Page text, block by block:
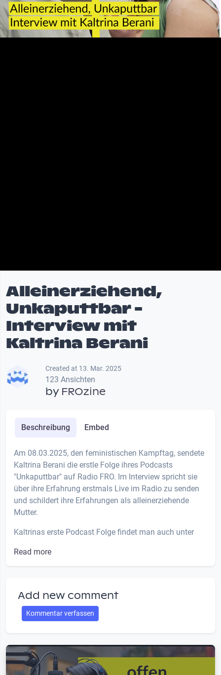
Video
Alleinerziehend,
Unkaputtbar -
Interview mit
Kaltrina Berani
Created at 13. Mar. 2025
123 Ansichten
by FROzine
Beschreibung Embed
Am 08.03.2025, den feministischen Kampftag, sendete
Kaltrina Berani die erstle Folge ihres Podcasts
"Unkaputtbar" auf Radio FRO. Im Interview spricht sie
über ihre Erfahrung erstmals Live im Radio zu senden
und schildert ihre Erfahrungen als alleinerziehende
Mutter.
Kaltrinas erste Podcast Folge findet man auch unter
Read more
Add new comment
Kommentar verfassen